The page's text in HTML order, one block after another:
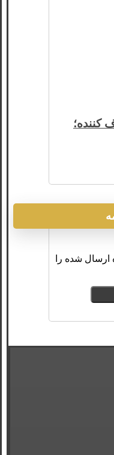
کننده؛
ارسال شده را